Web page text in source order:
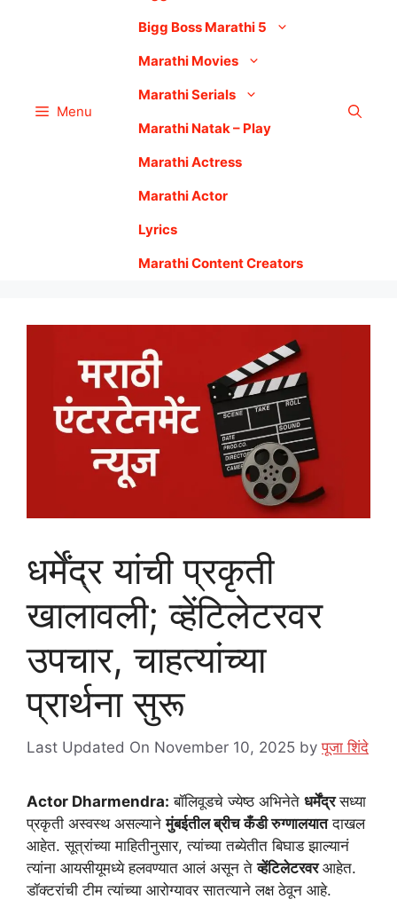
Menu
Bigg Boss Marathi 5
Marathi Movies
Marathi Serials
Marathi Natak – Play
Marathi Actress
Marathi Actor
Lyrics
Marathi Content Creators
धर्मेंद्र यांची प्रकृती
खालावली; व्हेंटिलेटरवर
उपचार, चाहत्यांच्या
प्रार्थना सुरू
Last Updated On November 10, 2025 byपूजा शिंदे
Actor Dharmendra: बॉलिवूडचे ज्येष्ठ अभिनेते धर्मेंद्रसध्या
प्रकृती अस्वस्थ असल्यानेमुंबईतील ब्रीच कँडी रुग्णालयातदाखल
आहेत. सूत्रांच्या माहितीनुसार, त्यांच्या तब्येतीत बिघाड झाल्यानं
त्यांना आयसीयूमध्ये हलवण्यात आलं असून तेव्हेंटिलेटरवरआहेत.
डॉक्टरांची टीम त्यांच्या आरोग्यावर सातत्याने लक्ष ठेवून आहे.